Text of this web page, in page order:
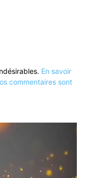
En savoir
commentaires sont